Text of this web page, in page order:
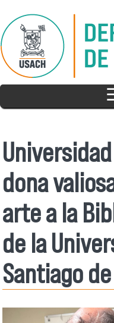
dona
arte a la
de la
Santiago